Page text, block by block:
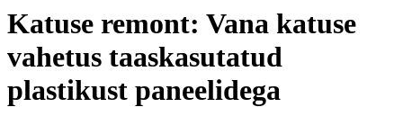
Katuse remont: Vana katuse
vahetus taaskasutatud
plastikust paneelidega